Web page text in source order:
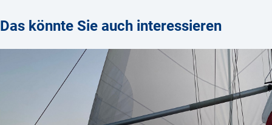
Das könnte Sie auch interessieren